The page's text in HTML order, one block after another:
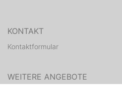
KONTAKT
Kontaktformular
WEITERE ANGEBOTE